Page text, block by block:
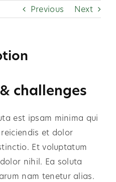
Previous Next
challenges
est ipsam minima qui
et dolor
Et voluptatum
nihil. Ea soluta
nam tenetur alias.